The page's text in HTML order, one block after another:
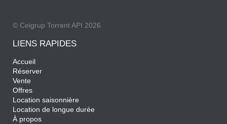
© Ceigrup Torrent API 2026
LIENS RAPIDES
Accueil
Réserver
Vente
Offres
Location saisonnière
Location de longue durée
À propos